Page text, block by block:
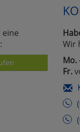
eine
Wir
Mo.
Fr.